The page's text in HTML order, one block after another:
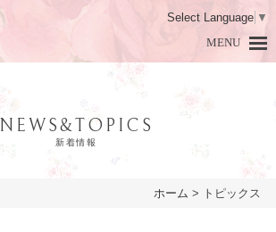
Select Language ▼
MENU
NEWS&TOPICS
新着情報
ホーム > トピックス